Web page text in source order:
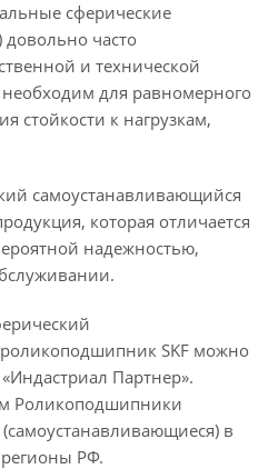
сферические
часто
и технической
необходим для равномерного
стойкости к нагрузкам,
самоустанавливающийся
которая отличается
надежностью,
SKF можно
Партнер».
Роликоподшипники
в
РФ.